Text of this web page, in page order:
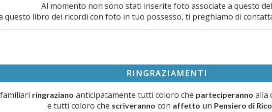
Al momento non sono stati inserite foto associate a questo
questo libro dei ricordi con foto in tuo possesso, ti preghiamo di
RINGRAZIAMENTI
ringraziano anticipatamente tutti coloro che parteciperanno alla
e tutti coloro che scriveranno con affetto un Pensiero di